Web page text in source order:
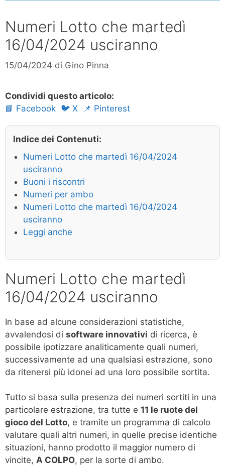
Numeri Lotto che martedì
16/04/2024 usciranno
15/04/2024 di Gino Pinna
Condividi questo articolo:
📘 Facebook 🐦 X 📌 Pinterest
Indice dei Contenuti:
Numeri Lotto che martedì 16/04/2024
usciranno
Buoni i riscontri
Numeri per ambo
Numeri Lotto che martedì 16/04/2024
usciranno
Leggi anche
Numeri Lotto che martedì
16/04/2024 usciranno
In base ad alcune considerazioni statistiche,
avvalendosi di software innovativi di ricerca, è
possibile ipotizzare analiticamente quali numeri,
successivamente ad una qualsiasi estrazione, sono
da ritenersi più idonei ad una loro possibile sortita.
Tutto si basa sulla presenza dei numeri sortiti in una
particolare estrazione, tra tutte e 11 le ruote del
gioco del Lotto, e tramite un programma di calcolo
valutare quali altri numeri, in quelle precise identiche
situazioni, hanno prodotto il maggior numero di
vincite, A COLPO, per la sorte di ambo.